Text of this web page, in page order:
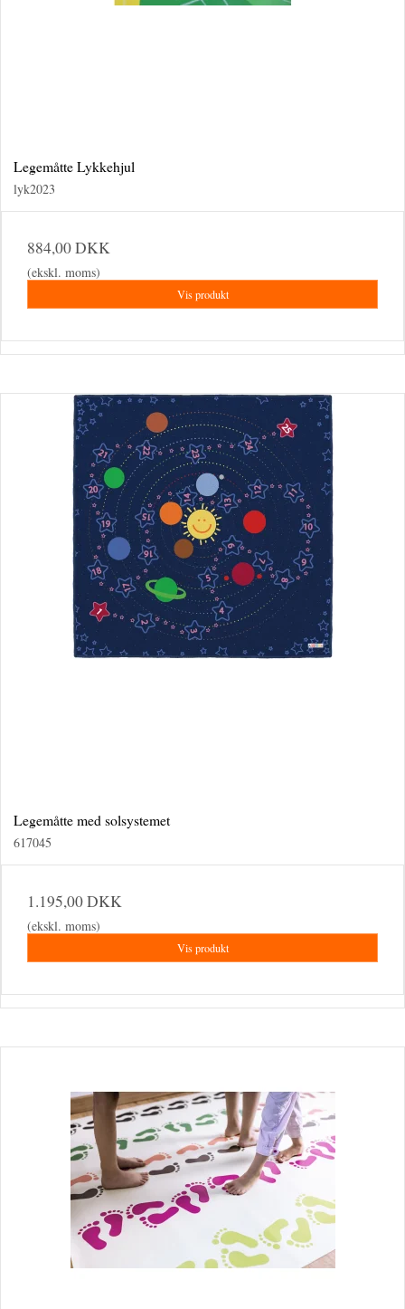
Legemåtte Lykkehjul
lyk2023
884,00 DKK
(ekskl. moms)
Vis produkt
Legemåtte med solsystemet
617045
1.195,00 DKK
(ekskl. moms)
Vis produkt